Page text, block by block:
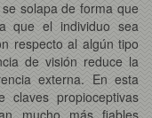
solapa de forma que
que el individuo sea
respecto al algún tipo
de visión reduce la
externa. En esta
claves propioceptivas
mucho más fiables